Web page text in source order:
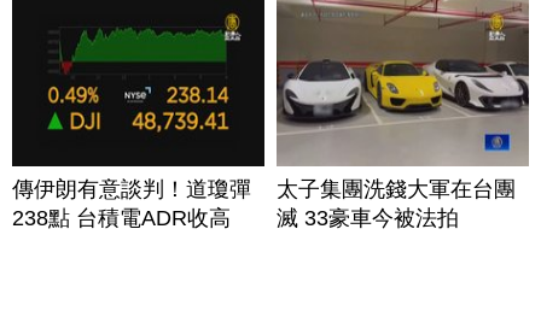
傳伊朗有意談判！道瓊彈
238點 台積電ADR收高
太子集團洗錢大軍在台團
滅 33豪車今被法拍